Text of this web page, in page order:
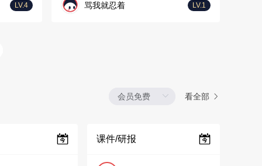
LV.4 骂我就忍着 LV.1
看全部
课件/研报